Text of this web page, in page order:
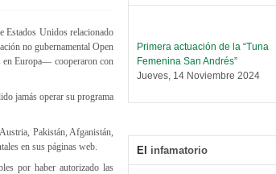
Estados Unidos relacionado
no gubernamental Open
en Europa— cooperaron con
jamás operar su programa
Pakistán, Afganistán,
en sus páginas web.
por haber autorizado las
Primera actuación de la “Tuna
Femenina San Andrés”
Jueves, 14 Noviembre 2024
Sábado, 14 Septiembre 2024
El infamatorio